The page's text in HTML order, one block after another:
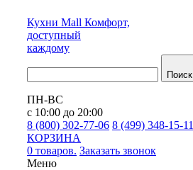
Кухни Mall Комфорт,
доступный
каждому
Поиск
ПН-ВС
с 10:00 до 20:00
8 (800) 302-77-06 8 (499) 348-15-11
КОРЗИНА
0 товаров. Заказать звонок
Меню